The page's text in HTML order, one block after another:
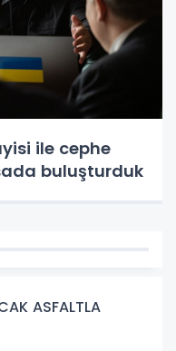
ile cephe
buluşturduk
ASFALTLA